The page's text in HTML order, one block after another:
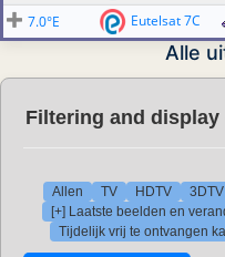
7.0°E
Eutelsat 7C
Alle
Filtering and
Allen TV HDTV 3DTV
[+] Laatste beelden en
Tijdelijk vrij te ontvangen